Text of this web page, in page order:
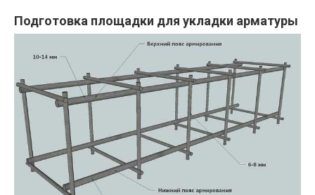
Подготовка площадки для укладки арматуры